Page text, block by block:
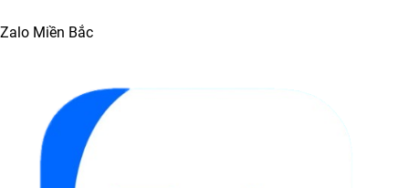
Zalo Miền Bắc